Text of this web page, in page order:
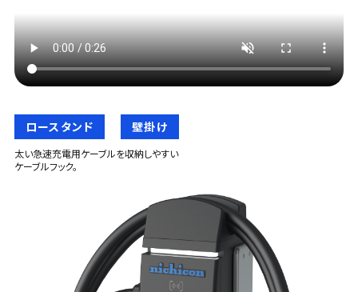
ロースタンド 壁掛け
太い急速充電用ケーブルを収納しやすい
ケーブルフック。